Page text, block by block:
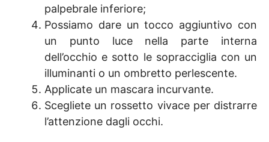
palpebrale inferiore;
Possiamo dare un tocco aggiuntivo con
un punto luce nella parte interna
dell’occhio e sotto le sopracciglia con un
illuminanti o un ombretto perlescente.
Applicate un mascara incurvante.
Scegliete un rossetto vivace per distrarre
l’attenzione dagli occhi.